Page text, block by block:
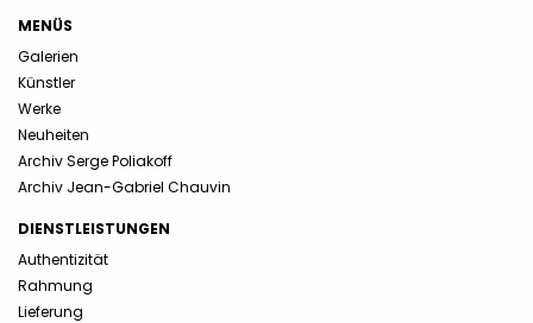
MENÜS
Galerien
Künstler
Werke
Neuheiten
Archiv Serge Poliakoff
Archiv Jean-Gabriel Chauvin
DIENSTLEISTUNGEN
Authentizität
Rahmung
Lieferung